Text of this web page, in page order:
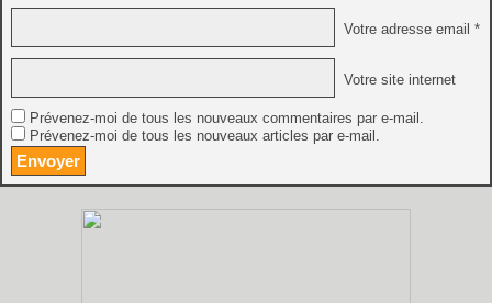
Votre adresse email *
Votre site internet
Prévenez-moi de tous les nouveaux commentaires par e-mail.
Prévenez-moi de tous les nouveaux articles par e-mail.